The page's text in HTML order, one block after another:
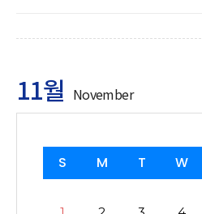
11월 November
S M T W